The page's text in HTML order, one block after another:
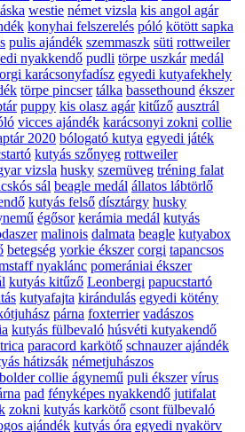
westie német vizsla kis angol agár
konyhai felszerelés póló kötött sapka
pulis ajándék szemmaszk süti rottweiler
nyakkendő pudli törpe uszkár medál
karácsonyfadísz egyedi kutyafekhely
törpe pincser tálka bassethound ékszer
puppy kis olasz agár kitűző ausztrál
vicces ajándék karácsonyi zokni collie
2020 bólogató kutya egyedi játék
kutyás szőnyeg rottweiler
vizsla husky szemüveg tréning falat
sál beagle medál állatos lábtörlő
kutyás felső dísztárgy husky
égősor kerámia medál kutyás
malinois dalmata beagle kutyabox
betegség yorkie ékszer corgi tapancsos
nyaklánc pomerániai ékszer
kutyás kitűző Leonbergi papucstartó
kutyafajta kirándulás egyedi kötény
párna foxterrier vadászos
kutyás fülbevaló húsvéti kutyakendő
paracord karkötő schnauzer ajándék
hátizsák németjuhászos
bolder collie ágynemű puli ékszer vírus
pad fényképes nyakkendő jutifalat
zokni kutyás karkötő csont fülbevaló
ajándék kutyás óra egyedi nyakörv